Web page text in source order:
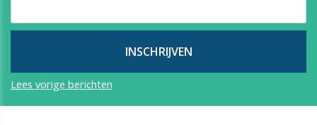
Lees vorige berichten